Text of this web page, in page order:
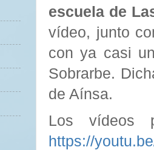
escuela de
vídeo, junto
con ya casi
Sobrarbe.
de Aínsa.
Los vídeos
https://